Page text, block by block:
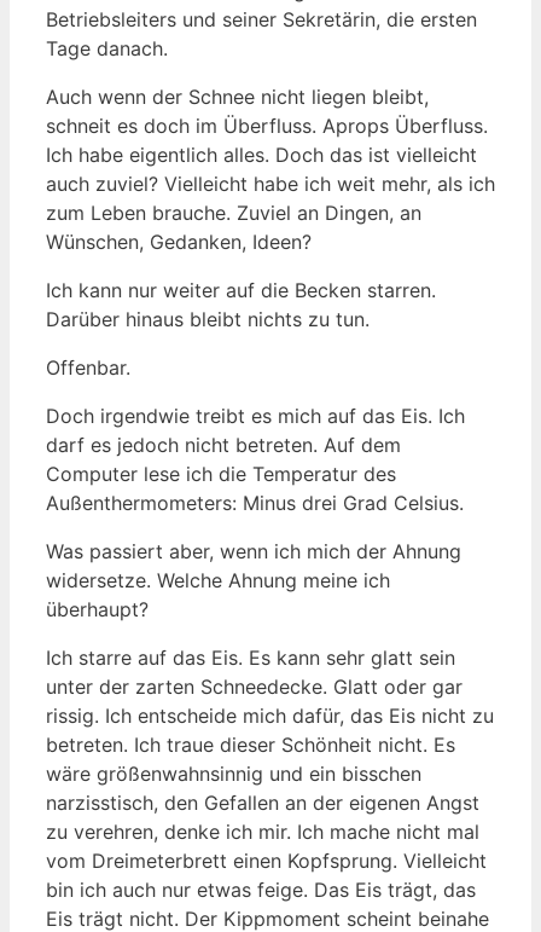
Betriebsleiters und seiner Sekretärin, die ersten
Tage danach.
Auch wenn der Schnee nicht liegen bleibt,
schneit es doch im Überfluss. Aprops Überfluss.
Ich habe eigentlich alles. Doch das ist vielleicht
auch zuviel? Vielleicht habe ich weit mehr, als ich
zum Leben brauche. Zuviel an Dingen, an
Wünschen, Gedanken, Ideen?
Ich kann nur weiter auf die Becken starren.
Darüber hinaus bleibt nichts zu tun.
Offenbar.
Doch irgendwie treibt es mich auf das Eis. Ich
darf es jedoch nicht betreten. Auf dem
Computer lese ich die Temperatur des
Außenthermometers: Minus drei Grad Celsius.
Was passiert aber, wenn ich mich der Ahnung
widersetze. Welche Ahnung meine ich
überhaupt?
Ich starre auf das Eis. Es kann sehr glatt sein
unter der zarten Schneedecke. Glatt oder gar
rissig. Ich entscheide mich dafür, das Eis nicht zu
betreten. Ich traue dieser Schönheit nicht. Es
wäre größenwahnsinnig und ein bisschen
narzisstisch, den Gefallen an der eigenen Angst
zu verehren, denke ich mir. Ich mache nicht mal
vom Dreimeterbrett einen Kopfsprung. Vielleicht
bin ich auch nur etwas feige. Das Eis trägt, das
Eis trägt nicht. Der Kippmoment scheint beinahe